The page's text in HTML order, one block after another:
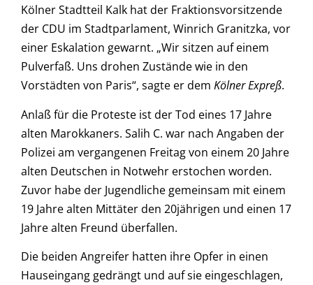
Kölner Stadtteil Kalk hat der Fraktionsvorsitzende
der CDU im Stadtparlament, Winrich Granitzka, vor
einer Eskalation gewarnt. „Wir sitzen auf einem
Pulverfaß. Uns drohen Zustände wie in den
Vorstädten von Paris“, sagte er dem Kölner Expreß.
Anlaß für die Proteste ist der Tod eines 17 Jahre
alten Marokkaners. Salih C. war nach Angaben der
Polizei am vergangenen Freitag von einem 20 Jahre
alten Deutschen in Notwehr erstochen worden.
Zuvor habe der Jugendliche gemeinsam mit einem
19 Jahre alten Mittäter den 20jährigen und einen 17
Jahre alten Freund überfallen.
Die beiden Angreifer hatten ihre Opfer in einen
Hauseingang gedrängt und auf sie eingeschlagen,